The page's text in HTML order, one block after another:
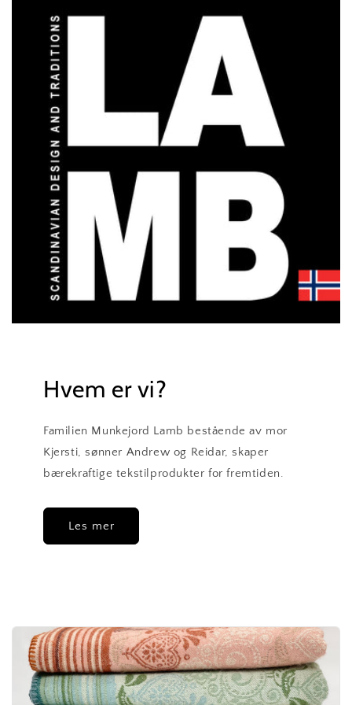
Hvem er vi?
Familien Munkejord Lamb bestående av mor
Kjersti, sønner Andrew og Reidar, skaper
bærekraftige tekstilprodukter for fremtiden.
Les mer